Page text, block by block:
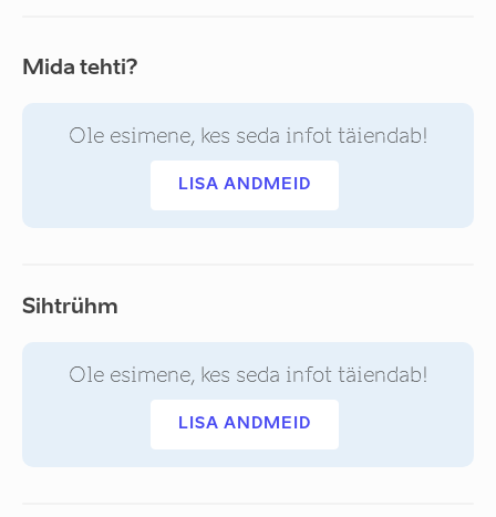
Mida tehti?
Ole esimene, kes seda infot täiendab!
LISA ANDMEID
Sihtrühm
Ole esimene, kes seda infot täiendab!
LISA ANDMEID